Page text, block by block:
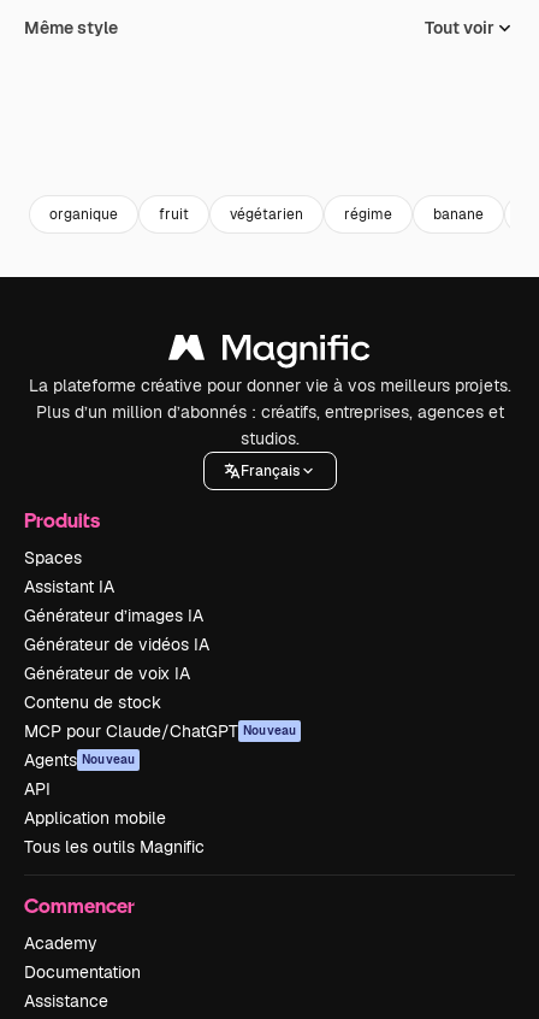
Même style Tout voir
organique fruit végétarien régime banane
La plateforme créative pour donner vie à vos meilleurs projets.
Plus d’un million d’abonnés : créatifs, entreprises, agences et
studios.
Français
Produits
Spaces
Assistant IA
Générateur d’images IA
Générateur de vidéos IA
Générateur de voix IA
Contenu de stock
MCP pour Claude/ChatGPT Nouveau
Agents Nouveau
API
Application mobile
Tous les outils Magnific
Commencer
Academy
Documentation
Assistance